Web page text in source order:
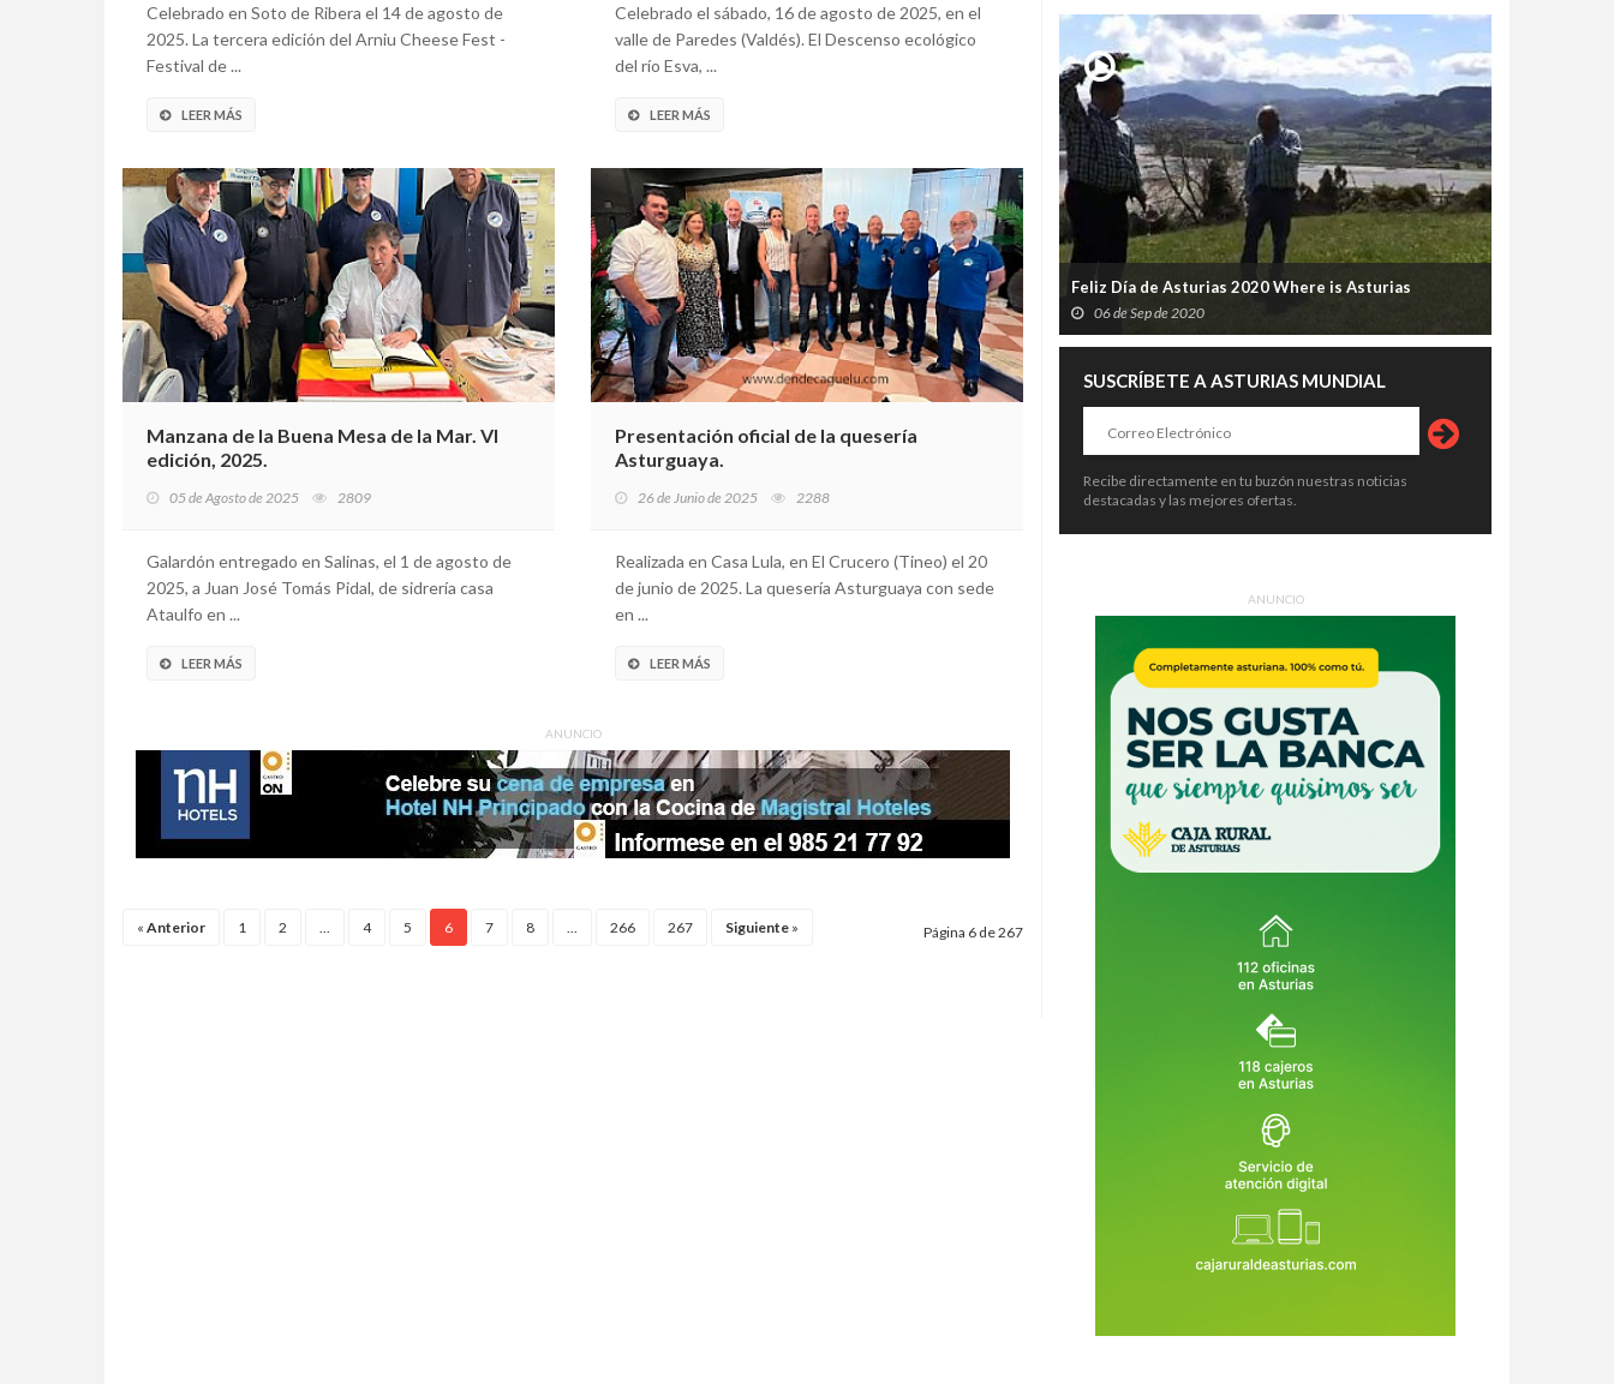
Celebrado el sábado, 16 de agosto de 2025, en el
valle de Paredes (Valdés). El Descenso ecológico
del río Esva, ...
LEER MÁS
Celebrado en Soto de Ribera el 14 de agosto de
2025. La tercera edición del Arniu Cheese Fest -
Festival de ...
LEER MÁS
Manzana de la Buena Mesa de la Mar. VI
edición, 2025.
05 de Agosto de 2025 2809
Galardón entregado en Salinas, el 1 de agosto de
2025, a Juan José Tomás Pidal, de sidrería casa
Ataulfo en ...
LEER MÁS
Presentación oficial de la quesería
Asturguaya.
26 de Junio de 2025 2288
Realizada en Casa Lula, en El Crucero (Tineo) el 20
de junio de 2025. La quesería Asturguaya con sede
en ...
LEER MÁS
ANUNCIO
« Anterior 1 2 4 5 6 7 8 266 267 Siguiente » Página 6 de 267
Feliz Día de Asturias 2020 Where is Asturias
06 de Sep de 2020
SUSCRÍBETE A ASTURIAS MUNDIAL
Recibe directamente en tu buzón nuestras noticias
destacadas y las mejores ofertas.
ANUNCIO